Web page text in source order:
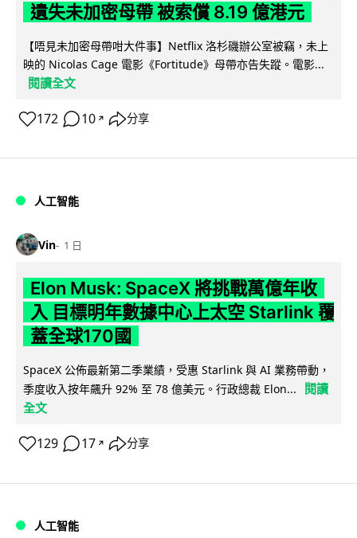
遺失未加密母帶 被索償 8.19 億港元
【唔見未加密母帶咁大件事】Netflix 洛杉磯辦公室被竊，未上
映的 Nicolas Cage 電影《Fortitude》母帶亦告失蹤。電影...
閱讀全文
172 10 ↗ 分享
人工智能
Vin 1 日
Elon Musk: SpaceX 將挑戰萬億年收
入 目標明年數據中心上太空 Starlink 覆
蓋全球170國
SpaceX 公佈最新第二季業績，受惠 Starlink 與 AI 業務帶動，
季度收入按年飆升 92% 至 78 億美元。行政總裁 Elon...
閱讀
全文
129 17 ↗ 分享
人工智能